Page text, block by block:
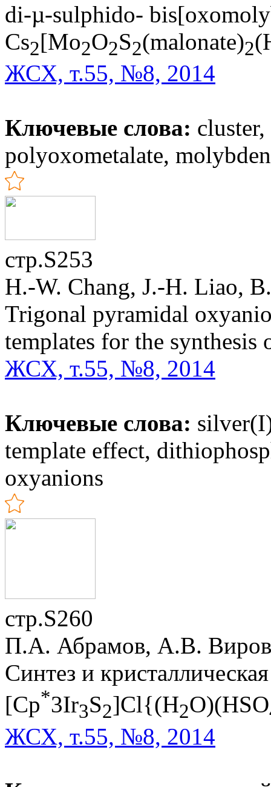
di-µ-sulphido-
Cs2[Mo2O2S2(malonate)2
ЖСХ, т.55, №8, 2014
Ключевые слова:
polyoxometalate,
стр.S253
H.-W. Chang, J.-H. Liao,
Trigonal pyramidal
templates for the
ЖСХ, т.55, №8, 2014
Ключевые слова:
template effect,
oxyanions
стр.S260
П.А. Абрамов, А.В.
Синтез и
[Cp*3Ir3S2]Cl{(H2O)(HSO
ЖСХ, т.55, №8, 2014